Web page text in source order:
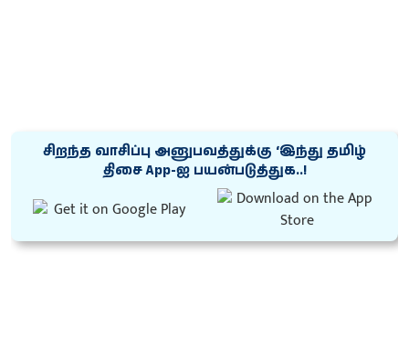
சிறந்த வாசிப்பு அனுபவத்துக்கு ‘இந்து தமிழ்
திசை App-ஐ பயன்படுத்துக..!